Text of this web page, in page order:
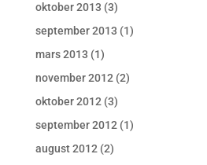
oktober 2013 (3)
september 2013 (1)
mars 2013 (1)
november 2012(2)
oktober 2012(3)
september 2012(1)
august 2012(2)